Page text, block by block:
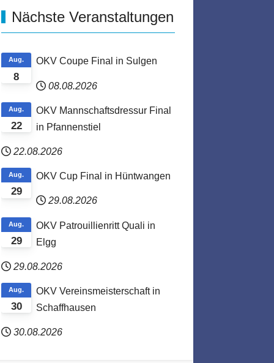
Nächste Veranstaltungen
8
Aug. OKV Coupe Final in Sulgen
08.08.2026
22
Aug.
OKV Mannschaftsdressur Final
in Pfannenstiel
22.08.2026
29
Aug. OKV Cup Final in Hüntwangen
29.08.2026
29
Aug.
OKV Patrouillienritt Quali in
Elgg
29.08.2026
30
Aug.
OKV Vereinsmeisterschaft in
Schaffhausen
30.08.2026